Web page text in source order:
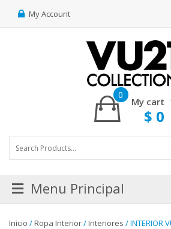
My Account
My cart
0
$ 0
Menu Principal
Inicio /Ropa Interior/Interiores / INTERIOR